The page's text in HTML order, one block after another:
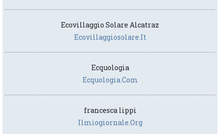
Ecovillaggio Solare Alcatraz
Ecovillaggiosolare.it
Ecquologia
Ecquologia.com
francesca lippi
Ilmiogiornale.org